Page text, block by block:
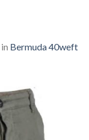
in Bermuda 40weft